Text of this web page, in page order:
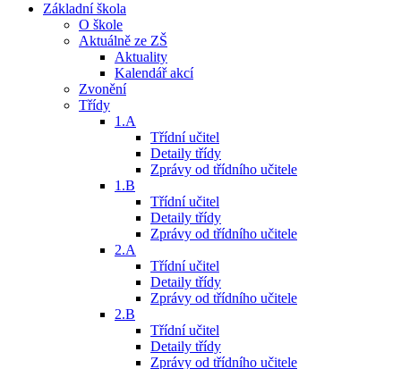
Základní škola
O škole
Aktuálně ze ZŠ
Aktuality
Kalendář akcí
Zvonění
Třídy
1.A
Třídní učitel
Detaily třídy
Zprávy od třídního učitele
1.B
Třídní učitel
Detaily třídy
Zprávy od třídního učitele
2.A
Třídní učitel
Detaily třídy
Zprávy od třídního učitele
2.B
Třídní učitel
Detaily třídy
Zprávy od třídního učitele